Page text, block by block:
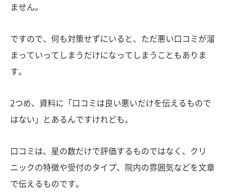
ません。
ですので、何も対策せずにいると、ただ悪い口コミが溜
まっていってしまうだけになってしまうこともありま
す。
2つめ、資料に「口コミは良い悪いだけを伝えるもので
はない」とあるんですけれども。
口コミは、星の数だけで評価するものではなく、クリ
ニックの特徴や受付のタイプ、院内の雰囲気などを文章
で伝えるものです。